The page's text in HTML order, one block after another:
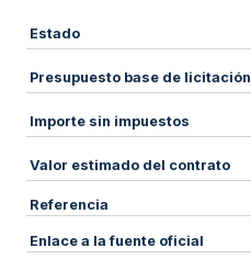
Estado
Presupuesto base de licitación
Importe sin impuestos
Valor estimado del contrato
Referencia
Enlace a la fuente oficial